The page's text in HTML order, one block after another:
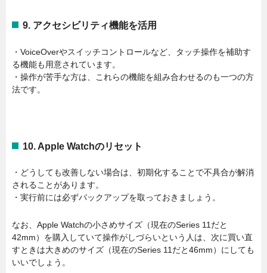
9. アクセシビリティ機能を活用
・VoiceOverやスイッチコントロールなど、タッチ操作を補助す
る機能も用意されています。
・操作が苦手な方は、これらの機能を組み合わせるのも一つの方
法です。
10. Apple Watchのリセット
・どうしても改善しない場合は、初期化することで不具合が解消
されることがあります。
・実行前には必ずバックアップを取っておきましょう。
なお、Apple Watchの小さめサイズ（現在のSeries 11だと
42mm）を購入していて操作がしづらいという人は、次に買い直
すときは大きめのサイズ（現在のSeries 11だと46mm）にしても
いいでしょう。